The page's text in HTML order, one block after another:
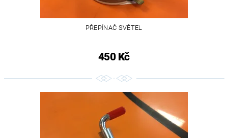
PŘEPÍNAČ SVĚTEL
450 Kč